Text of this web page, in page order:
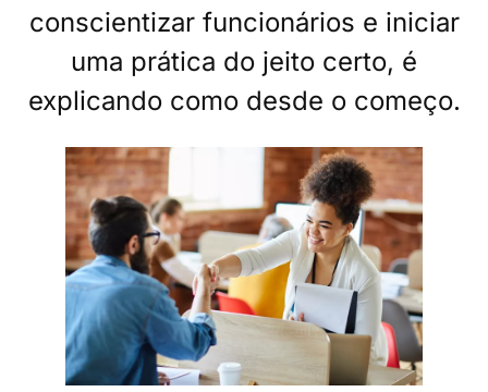
conscientizar funcionários e iniciar
uma prática do jeito certo, é
explicando como desde o começo.